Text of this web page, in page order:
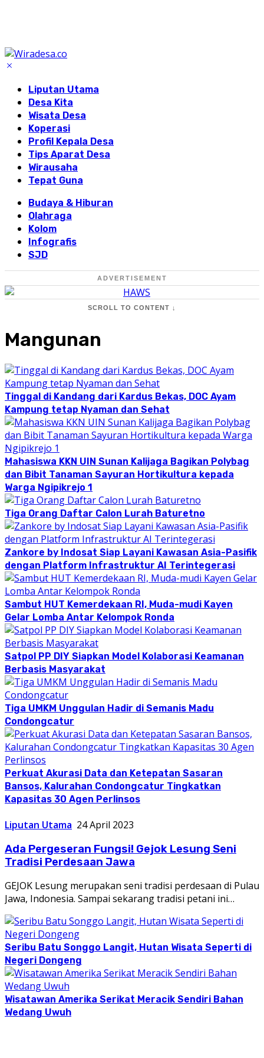
Liputan Utama
Desa Kita
Wisata Desa
Koperasi
Profil Kepala Desa
Tips Aparat Desa
Wirausaha
Tepat Guna
Budaya & Hiburan
Olahraga
Kolom
Infografis
SJD
ADVERTISEMENT
SCROLL TO CONTENT ↓
Mangunan
Tinggal di Kandang dari Kardus Bekas, DOC Ayam
Kampung tetap Nyaman dan Sehat
Mahasiswa KKN UIN Sunan Kalijaga Bagikan Polybag
dan Bibit Tanaman Sayuran Hortikultura kepada
Warga Ngipikrejo 1
Tiga Orang Daftar Calon Lurah Baturetno
Zankore by Indosat Siap Layani Kawasan Asia-Pasifik
dengan Platform Infrastruktur AI Terintegerasi
Sambut HUT Kemerdekaan RI, Muda-mudi Kayen
Gelar Lomba Antar Kelompok Ronda
Satpol PP DIY Siapkan Model Kolaborasi Keamanan
Berbasis Masyarakat
Tiga UMKM Unggulan Hadir di Semanis Madu
Condongcatur
Perkuat Akurasi Data dan Ketepatan Sasaran
Bansos, Kalurahan Condongcatur Tingkatkan
Kapasitas 30 Agen Perlinsos
Liputan Utama 24 April 2023
Ada Pergeseran Fungsi! Gejok Lesung Seni
Tradisi Perdesaan Jawa
GEJOK Lesung merupakan seni tradisi perdesaan di Pulau
Jawa, Indonesia. Sampai sekarang tradisi petani ini…
Seribu Batu Songgo Langit, Hutan Wisata Seperti di
Negeri Dongeng
Wisatawan Amerika Serikat Meracik Sendiri Bahan
Wedang Uwuh